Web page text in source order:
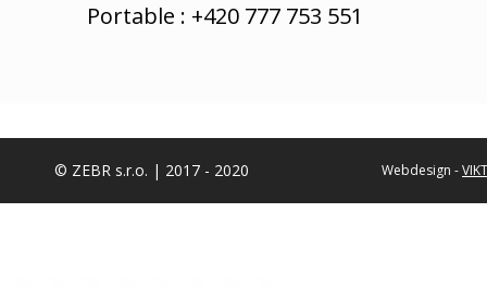
Portable : +420 777 753 551
© ZEBR s.r.o. | 2017 - 2020 Webdesign -